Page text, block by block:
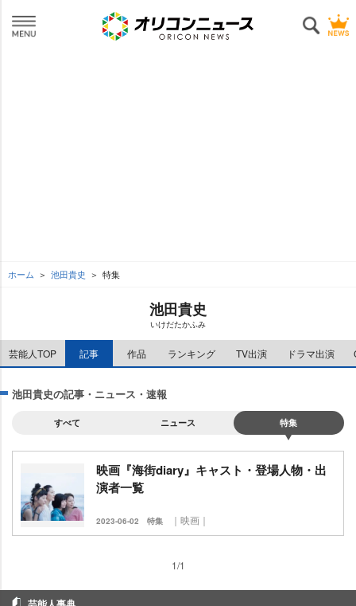
ホーム 池田貴史 特集
池田貴史
いけだたかふみ
芸能人TOP 記事 作品 ランキング TV出演 ドラマ出演
池田貴史の記事・ニュース・速報
すべて ニュース 特集
映画『海街diary』キャスト・登場人物・出
演者一覧
2023-06-02 特集 ｜映画｜
1/1